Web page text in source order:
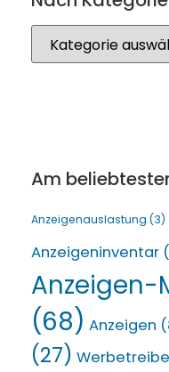
Am
Anzeigenauslastung (3)
Anzeigeninventar
Anzeigen-
(68) Anzeigen
(27)